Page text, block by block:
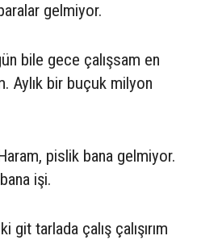
gelmiyor.
bile gece çalışsam en
Aylık bir buçuk milyon
pislik bana gelmiyor.
işi.
tarlada çalış çalışırım